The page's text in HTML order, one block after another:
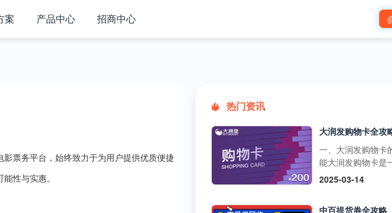
案 产品中心 招商中心
票务平台，始终致力于为用户提供优质便捷
性与实惠。
热门资讯
一、大润发购物卡
能大润发购物卡是
预付卡，可在大润
2025-03-14
中百提货券全攻略